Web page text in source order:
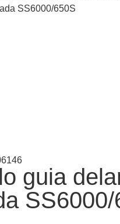
SS6000/650S
guia
SS6000/